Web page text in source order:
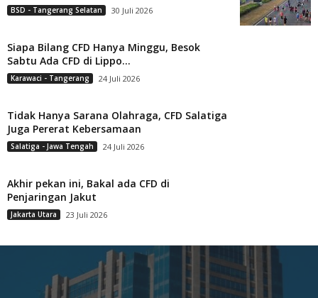
BSD - Tangerang Selatan 30 Juli 2026
Siapa Bilang CFD Hanya Minggu, Besok
Sabtu Ada CFD di Lippo...
Karawaci - Tangerang 24 Juli 2026
Tidak Hanya Sarana Olahraga, CFD Salatiga
Juga Pererat Kebersamaan
Salatiga - Jawa Tengah 24 Juli 2026
Akhir pekan ini, Bakal ada CFD di
Penjaringan Jakut
Jakarta Utara 23 Juli 2026